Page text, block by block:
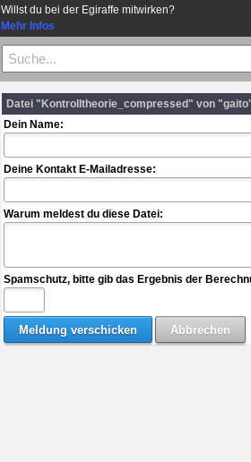
Willst du bei der Egiraffe mitwirken?
Mehr Infos
Datei "Kontrolltheorie_compressed" von
Dein Name:
Deine Kontakt E-Mailadresse:
Warum meldest du diese Datei:
Spamschutz, bitte gib das Ergebnis der